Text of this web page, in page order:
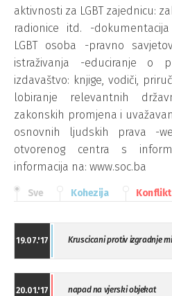
aktivnosti za LGBT zajednicu:
radionice itd. -
LGBT osoba -pravno
istraživanja -educiranje o
izdavaštvo: knjige, vodiči,
lobiranje relevantnih
zakonskih promjena i
osnovnih ljudskih prava -
otvorenog centra s
informacija na: www.soc.ba
Sve Kohezija Konflikt
19.07.'17 Kruscicani protiv izgradnje
20.01.'17 napad na vjerski objekat